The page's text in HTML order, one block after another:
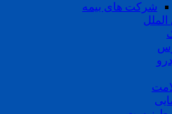
شرکت های بیمه
الملل